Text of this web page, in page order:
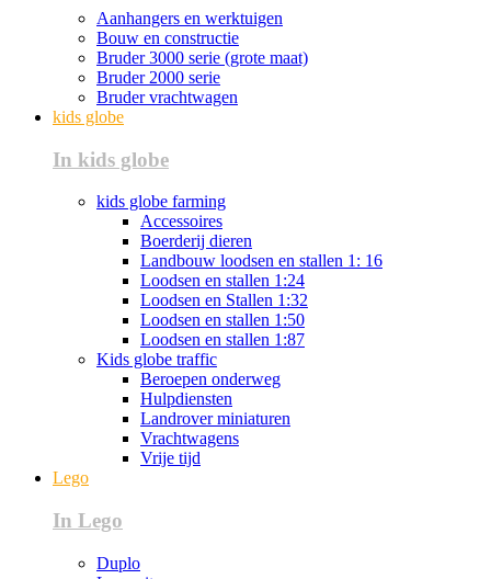
Aanhangers en werktuigen
Bouw en constructie
Bruder 3000 serie (grote maat)
Bruder 2000 serie
Bruder vrachtwagen
kids globe
In kids globe
kids globe farming
Accessoires
Boerderij dieren
Landbouw loodsen en stallen 1: 16
Loodsen en stallen 1:24
Loodsen en Stallen 1:32
Loodsen en stallen 1:50
Loodsen en stallen 1:87
Kids globe traffic
Beroepen onderweg
Hulpdiensten
Landrover miniaturen
Vrachtwagens
Vrije tijd
Lego
In Lego
Duplo